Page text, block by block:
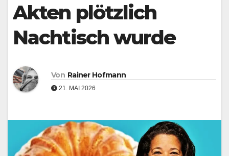
Akten plötzlich
Nachtisch wurde
Von Rainer Hofmann
21. MAI 2026